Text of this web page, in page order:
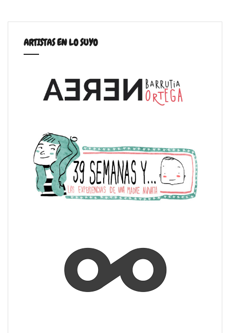
ARTISTAS EN LO SUYO